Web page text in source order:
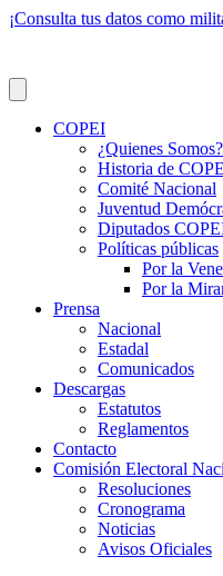
¡Consulta tus datos como
COPEI
¿Quienes Somos?
Historia de
Comité Nacional
Juventud
Diputados
Políticas públicas
Por la
Por la
Prensa
Nacional
Estadal
Comunicados
Descargas
Estatutos
Reglamentos
Contacto
Comisión Electoral
Resoluciones
Cronograma
Noticias
Avisos Oficiales